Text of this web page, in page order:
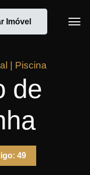
Imóvel
| Piscina
de
49